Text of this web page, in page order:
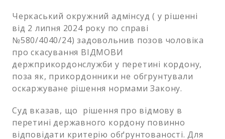
Черкаський окружний адмінсуд ( у рішенні
від 2 липня 2024 року по справі
№580/4040/24) задовольнив позов чоловіка
про скасування ВІДМОВИ
держприкордонслужби у перетині кордону,
поза як, прикордонники не обгрунтували
оскаржуване рішення нормами Закону.
Суд вказав, що рішення про відмову в
перетині державного кордону повинно
відповідати критерію обґрунтованості. Для